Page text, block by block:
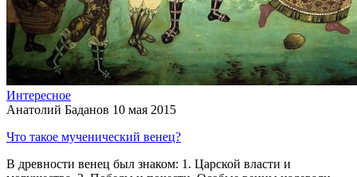
Интересное
Анатолий Баданов 10 мая 2015
Что такое мученический венец?
В древности венец был знаком: 1. Царской власти и